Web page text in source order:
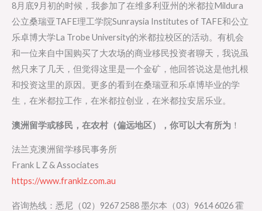
8月底9月初的时候，我参加了在维多利亚州的米都拉Mildura
公立桑瑞亚TAFE理工学院Sunraysia Institutes of TAFE和公立
乐卓博大学La Trobe University的米都拉校区的活动。有机会
和一位来自中国购买了大农场的商业移民投资者聊天，我说虽
然只来了几天，但觉得这里是一个金矿，他回答说这是他扎根
和投资这里的原因。更多的看到在桑瑞亚和乐卓博毕业的学
生，在米都拉工作，在米都拉创业，在米都拉安居乐业。
澳洲留学或移民，在农村（偏远地区），你可以大有所为 ！
法兰克澳洲留学移民事务所
Frank L Z & Associates
https://www.franklz.com.au
咨询热线：悉尼（02）9267 2588 墨尔本（03）9614 6026 霍